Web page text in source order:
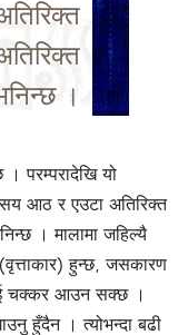
।
। परम्परादेखि यो
आठ र एउटा अतिरिक्त
। मालामा जहिल्यै
हुन्छ, जसकारण
चक्कर आउन सक्छ ।
हुँदैन । त्योभन्दा बढी